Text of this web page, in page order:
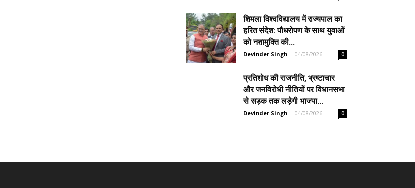
शिमला विश्वविद्यालय में राज्यपाल का
हरित संदेश: पौधरोपण के साथ युवाओं
को नशामुक्ति की...
Devinder Singh - 04/08/2026 0
प्रतिशोध की राजनीति, भ्रष्टाचार
और जनविरोधी नीतियों पर विधानसभा
से सड़क तक लड़ेगी भाजपा...
Devinder Singh - 04/08/2026 0